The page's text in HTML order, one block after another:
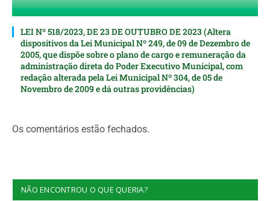
LEI Nº 518/2023, DE 23 DE OUTUBRO DE 2023 (Altera
dispositivos da Lei Municipal Nº 249, de 09 de Dezembro de
2005, que dispõe sobre o plano de cargo e remuneração da
administração direta do Poder Executivo Municipal, com
redação alterada pela Lei Municipal Nº 304, de 05 de
Novembro de 2009 e dá outras providências)
Os comentários estão fechados.
NÃO ENCONTROU O QUE QUERIA?